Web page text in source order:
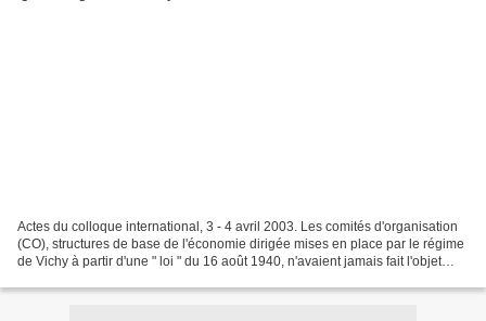
Actes du colloque international, 3 - 4 avril 2003. Les comités d'organisation
(CO), structures de base de l'économie dirigée mises en place par le régime
de Vichy à partir d'une " loi " du 16 août 1940, n'avaient jamais fait l'objet